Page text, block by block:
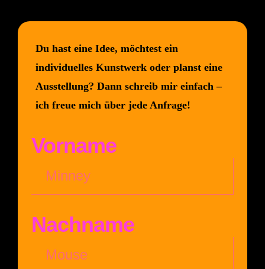
Du hast eine Idee, möchtest ein
individuelles Kunstwerk oder planst eine
Ausstellung? Dann schreib mir einfach –
ich freue mich über jede Anfrage!
Vorname
Nachname